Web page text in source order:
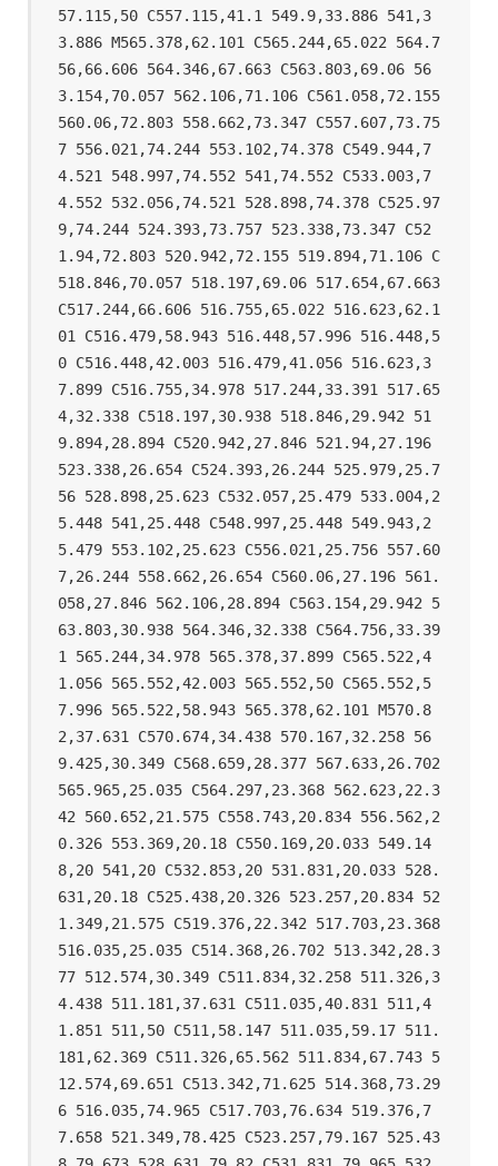
57.115,50 C557.115,41.1 549.9,33.886 541,3
3.886 M565.378,62.101 C565.244,65.022 564.7
56,66.606 564.346,67.663 C563.803,69.06 56
3.154,70.057 562.106,71.106 C561.058,72.155
560.06,72.803 558.662,73.347 C557.607,73.75
7 556.021,74.244 553.102,74.378 C549.944,7
4.521 548.997,74.552 541,74.552 C533.003,7
4.552 532.056,74.521 528.898,74.378 C525.97
9,74.244 524.393,73.757 523.338,73.347 C52
1.94,72.803 520.942,72.155 519.894,71.106 C
518.846,70.057 518.197,69.06 517.654,67.663
C517.244,66.606 516.755,65.022 516.623,62.1
01 C516.479,58.943 516.448,57.996 516.448,5
0 C516.448,42.003 516.479,41.056 516.623,3
7.899 C516.755,34.978 517.244,33.391 517.65
4,32.338 C518.197,30.938 518.846,29.942 51
9.894,28.894 C520.942,27.846 521.94,27.196
523.338,26.654 C524.393,26.244 525.979,25.7
56 528.898,25.623 C532.057,25.479 533.004,2
5.448 541,25.448 C548.997,25.448 549.943,2
5.479 553.102,25.623 C556.021,25.756 557.60
7,26.244 558.662,26.654 C560.06,27.196 561.
058,27.846 562.106,28.894 C563.154,29.942 5
63.803,30.938 564.346,32.338 C564.756,33.39
1 565.244,34.978 565.378,37.899 C565.522,4
1.056 565.552,42.003 565.552,50 C565.552,5
7.996 565.522,58.943 565.378,62.101 M570.8
2,37.631 C570.674,34.438 570.167,32.258 56
9.425,30.349 C568.659,28.377 567.633,26.702
565.965,25.035 C564.297,23.368 562.623,22.3
42 560.652,21.575 C558.743,20.834 556.562,2
0.326 553.369,20.18 C550.169,20.033 549.14
8,20 541,20 C532.853,20 531.831,20.033 528.
631,20.18 C525.438,20.326 523.257,20.834 52
1.349,21.575 C519.376,22.342 517.703,23.368
516.035,25.035 C514.368,26.702 513.342,28.3
77 512.574,30.349 C511.834,32.258 511.326,3
4.438 511.181,37.631 C511.035,40.831 511,4
1.851 511,50 C511,58.147 511.035,59.17 511.
181,62.369 C511.326,65.562 511.834,67.743 5
12.574,69.651 C513.342,71.625 514.368,73.29
6 516.035,74.965 C517.703,76.634 519.376,7
7.658 521.349,78.425 C523.257,79.167 525.43